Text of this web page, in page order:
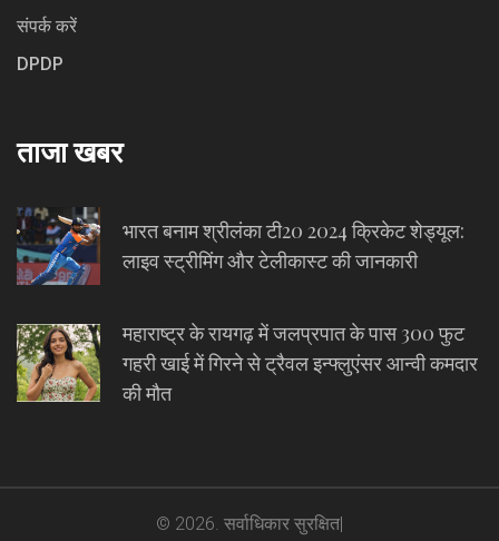
संपर्क करें
DPDP
ताजा खबर
भारत बनाम श्रीलंका टी20 2024 क्रिकेट शेड्यूल:
लाइव स्ट्रीमिंग और टेलीकास्ट की जानकारी
महाराष्ट्र के रायगढ़ में जलप्रपात के पास 300 फुट
गहरी खाई में गिरने से ट्रैवल इन्फ्लुएंसर आन्वी कमदार
की मौत
© 2026. सर्वाधिकार सुरक्षित|